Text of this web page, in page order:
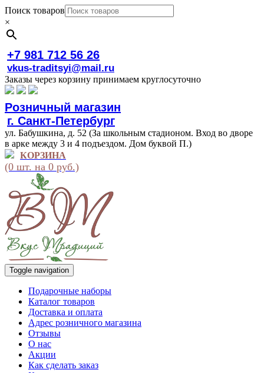
Поиск товаров
×
+7 981 712 56 26
vkus-traditsyi@mail.ru
Заказы через корзину принимаем круглосуточно
Розничный магазин
г. Санкт-Петербург
ул. Бабушкина, д. 52 (За школьным стадионом. Вход во дворе
в арке между 3 и 4 подъездом. Дом буквой П.)
КОРЗИНА
(0 шт. на 0 руб.)
Toggle navigation
Подарочные наборы
Каталог товаров
Доставка и оплата
Адрес розничного магазина
Отзывы
О нас
Акции
Как сделать заказ